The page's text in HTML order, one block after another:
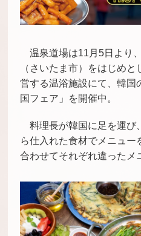
温泉道場は11月5日より
（さいたま市）をはじめ
営する温浴施設にて、韓国
国フェア」を開催中。
料理長が韓国に足を運び
ら仕入れた食材でメニュー
合わせてそれぞれ違ったメ